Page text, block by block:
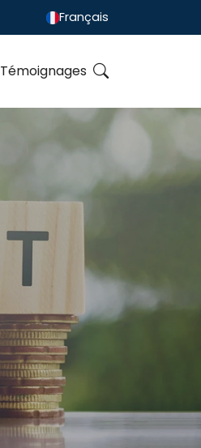
Français
Témoignages